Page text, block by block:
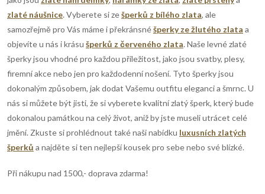
zlaté náušnice. Vyberete si zešperků z bílého zlata, ale
samozřejmě pro Vás máme i překránsnéšperky ze žlutého zlata a
objevíte u nás i krásu šperků z červeného zlata. Naše levné zlaté
šperky jsou vhodné pro každou příležitost, jako jsou svatby, plesy,
firemní akce nebo jen pro každodenní nošení. Tyto šperky jsou
dokonalým způsobem, jak dodat Vašemu outfitu eleganci a šmrnc. U
nás si můžete být jisti, že si vyberete kvalitní zlatý šperk, který bude
dokonalou památkou na celý život, aniž by jste museli utrácet celé
jmění. Zkuste si prohlédnout také naši nabídku luxusních zlatých
šperků a najděte si ten nejlepší kousek pro sebe nebo své blízké.
Při nákupu nad 1500,- doprava zdarma!